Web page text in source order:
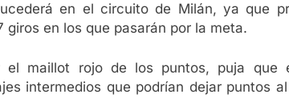
en el circuito de Milán, ya que
en los que pasarán por la meta.
maillot rojo de los puntos, puja que
intermedios que podrían dejar puntos